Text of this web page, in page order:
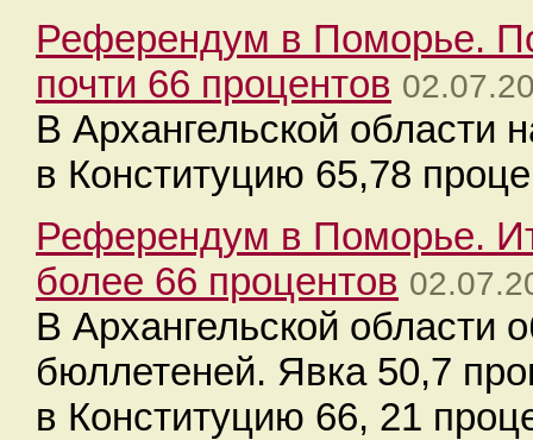
Референдум в Поморье.
почти 66 процентов
В Архангельской области
в Конституцию 65,78
Референдум в Поморье.
более 66 процентов
В Архангельской области
бюллетеней. Явка 50,7
в Конституцию 66, 21